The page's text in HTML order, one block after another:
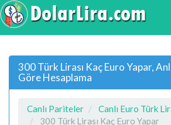
300 Türk Lirası Kaç Euro Yapar,
Göre Hesaplama
Canlı Pariteler
Canlı Euro Türk
300 Türk Lirası Kaç Euro Yapar